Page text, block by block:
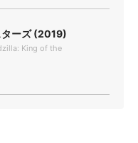
ーズ (2019)
King of the